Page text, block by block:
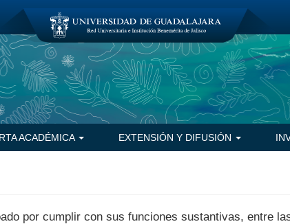
ACADÉMICA EXTENSIÓN Y DIFUSIÓN
por cumplir con sus funciones sustantivas, entre